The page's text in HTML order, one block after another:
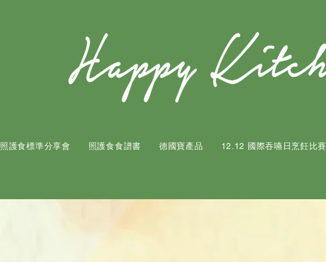
照護食標準分享會 照護食食譜書 ​德國寶產品 12.12 國際吞嚥日烹飪比賽